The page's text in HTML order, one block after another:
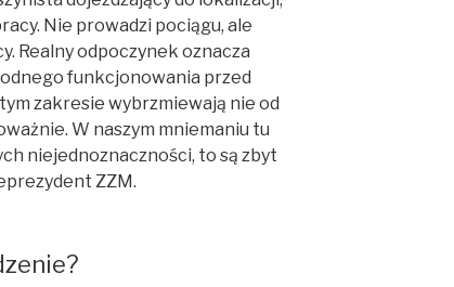
Nie prowadzi pociągu, ale
Realny odpoczynek oznacza
funkcjonowania przed
zakresie wybrzmiewają nie od
W naszym mniemaniu tu
niejednoznaczności, to są zbyt
ZZM.